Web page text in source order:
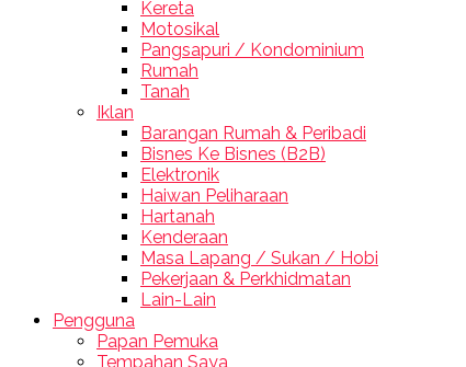
Kereta
Motosikal
Pangsapuri / Kondominium
Rumah
Tanah
Iklan
Barangan Rumah & Peribadi
Bisnes Ke Bisnes (B2B)
Elektronik
Haiwan Peliharaan
Hartanah
Kenderaan
Masa Lapang / Sukan / Hobi
Pekerjaan & Perkhidmatan
Lain-Lain
Pengguna
Papan Pemuka
Tempahan Saya